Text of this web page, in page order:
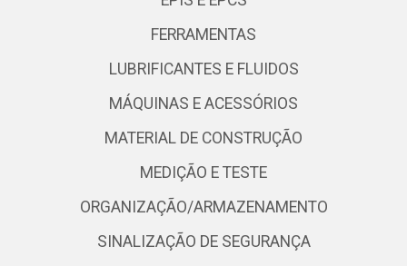
FERRAMENTAS
LUBRIFICANTES E FLUIDOS
MÁQUINAS E ACESSÓRIOS
MATERIAL DE CONSTRUÇÃO
MEDIÇÃO E TESTE
ORGANIZAÇÃO/ARMAZENAMENTO
SINALIZAÇÃO DE SEGURANÇA